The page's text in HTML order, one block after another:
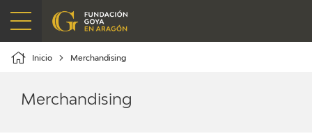
Mostrar
menú
Inicio Merchandising
Merchandising